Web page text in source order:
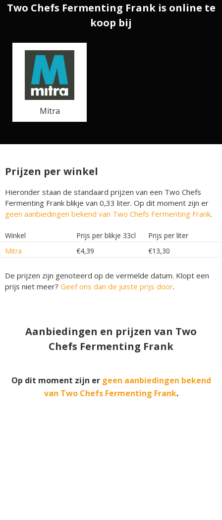
Two Chefs Fermenting Frank is online te
koop bij
Mitra
Prijzen per winkel
Hieronder staan de standaard prijzen van een Two Chefs
Fermenting Frank blikje van 0,33 liter. Op dit moment zijn er
geen aanbiedingen bekend van Two Chefs Fermenting Frank.
Winkel Prijs per blikje 33cl
Prijs per liter
Mitra
€4,39 €13,30
De prijzen zijn genoteerd op de vermelde datum. Klopt een
prijs niet meer? Geef ons dan de juiste prijs door.
Aanbiedingen en prijzen van Two
Chefs Fermenting Frank
Op dit moment zijn er geen aanbiedingen bekend
van Two Chefs Fermenting Frank.